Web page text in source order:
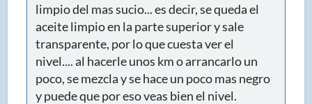
limpio del mas sucio... es decir, se queda el
aceite limpio en la parte superior y sale
transparente, por lo que cuesta ver el
nivel.... al hacerle unos km o arrancarlo un
poco, se mezcla y se hace un poco mas negro
y puede que por eso veas bien el nivel.